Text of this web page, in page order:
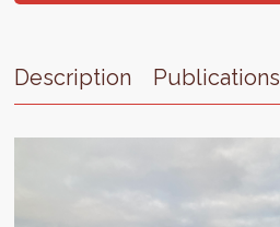
Description Publications